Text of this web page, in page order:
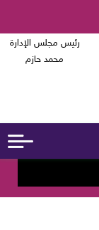
رئيس مجلس الإدارة
محمد حازم